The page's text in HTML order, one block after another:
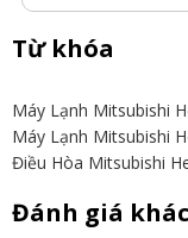
Từ khóa
Máy Lạnh Mitsubishi
Máy Lạnh Mitsubishi
Điều Hòa Mitsubishi
Đánh giá